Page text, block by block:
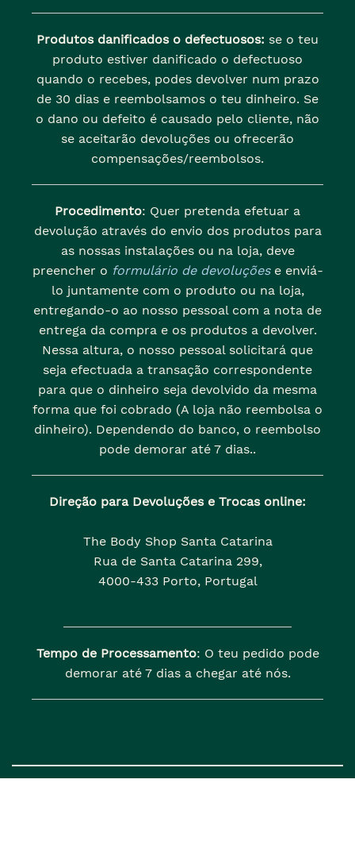
Produtos danificados o defectuosos: se o teu
produto estiver danificado o defectuoso
quando o recebes, podes devolver num prazo
de 30 dias e reembolsamos o teu dinheiro. Se
o dano ou defeito é causado pelo cliente, não
se aceitarão devoluções ou ofrecerão
compensações/reembolsos.
Procedimento: Quer pretenda efetuar a
devolução através do envio dos produtos para
as nossas instalações ou na loja, deve
preencher o formulário de devoluçõese enviá-
lo juntamente com o produto ou na loja,
entregando-o ao nosso pessoal com a nota de
entrega da compra e os produtos a devolver.
Nessa altura, o nosso pessoal solicitará que
seja efectuada a transação correspondente
para que o dinheiro seja devolvido da mesma
forma que foi cobrado (A loja não reembolsa o
dinheiro). Dependendo do banco, o reembolso
pode demorar até 7 dias..
Direção para Devoluções e Trocas online:
The Body Shop Santa Catarina
Rua de Santa Catarina 299,
4000-433 Porto, Portugal
Tempo de Processamento: O teu pedido pode
demorar até 7 dias a chegar até nós.